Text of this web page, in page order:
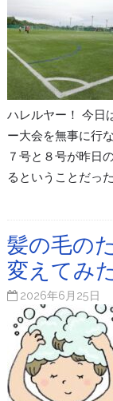
ハレルヤー！ 今日
ー大会を無事に行
７号と８号が昨日
るということだっ
髪の毛の
変えてみ
2026年6月25日